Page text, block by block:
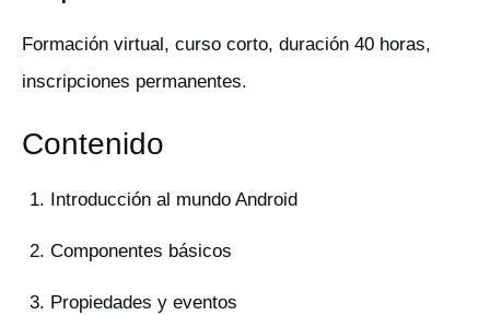
Formación virtual, curso corto, duración 40 horas,
inscripciones permanentes.
Contenido
Introducción al mundo Android
Componentes básicos
Propiedades y eventos